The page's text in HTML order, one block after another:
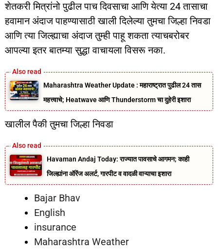
शेतकरी मित्रांनो पुढील पाच दिवसाचा आणि येत्या 24 तासाचा
हवामान अंदाज पाहण्यासाठी खाली दिलेल्या तुमचा जिल्हा निवडा
आणि त्या जिल्ह्याचा अंदाज तुम्ही पाहू शकता त्याचबरोबर
आपल्या इतर बातम्या सुद्धा वाचायला विसरू नका.
Maharashtra Weather Update : महाराष्ट्रात पुढील 24 तास
महत्त्वाचे; Heatwave आणि Thunderstorm चा दुहेरी इशारा
खालील पैकी तुमचा जिल्हा निवडा
Havaman Andaj Today: राज्यात पावसाचे आगमन; काही
जिल्ह्यांना ऑरेंज अलर्ट, गारपीट व वादळी वाऱ्याचा इशारा
Bajar Bhav
English
insurance
Maharashtra Weather